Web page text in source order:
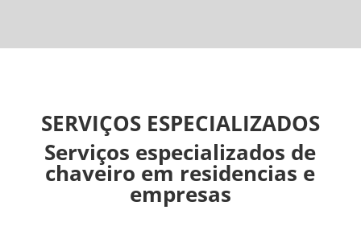
SERVIÇOS ESPECIALIZADOS
Serviços especializados de
chaveiro em residencias e
empresas